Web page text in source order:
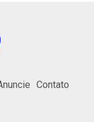
Contato